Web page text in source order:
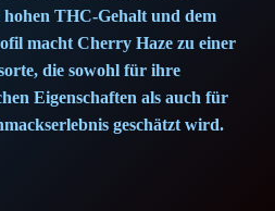
THC-Gehalt und dem
macht Cherry Haze zu einer
die sowohl für ihre
Eigenschaften als auch für
geschätzt wird.